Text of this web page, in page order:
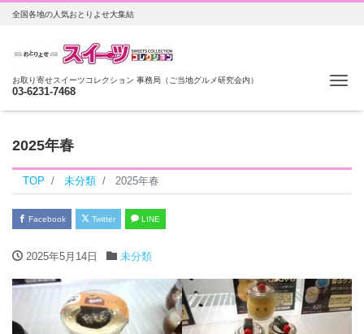
全国各地の人気おとりよせ大集結
お取り寄せスイーツコレクション 事務局（ご当地グルメ研究会内）
03-6231-7468
2025年春
TOP 未分類 2025年春
Facebook Twitter LINE
2025年5月14日 未分類